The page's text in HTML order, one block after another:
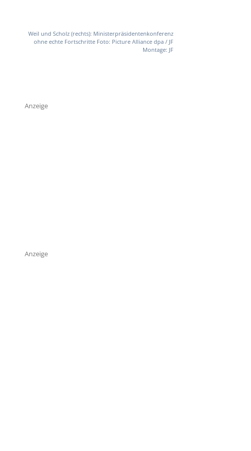
Weil und Scholz (rechts): Ministerpräsidentenkonferenz
ohne echte Fortschritte Foto: Picture Alliance dpa / JF
Montage: JF
Anzeige
Anzeige